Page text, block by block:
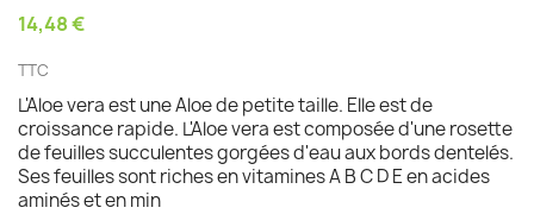
14,48 €
TTC
L'Aloe vera est une Aloe de petite taille. Elle est de
croissance rapide. L'Aloe vera est composée d'une rosette
de feuilles succulentes gorgées d'eau aux bords dentelés.
Ses feuilles sont riches en vitamines A B C D E en acides
aminés et en min